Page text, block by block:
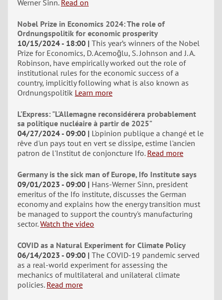
Werner Sinn. Read on
Nobel Prize in Economics 2024: The role of
Ordnungspolitik for economic prosperity
10/15/2024 - 18:00 This year’s winners of the Nobel
Prize for Economics, D. Acemoğlu, S. Johnson and J. A.
Robinson, have empirically worked out the role of
institutional rules for the economic success of a
country, implicitly following what is also known as
Ordnungspolitik Learn more
L'Express: "L'Allemagne reconsidérera probablement
sa politique nucléaire à partir de 2025"
04/27/2024 - 09:00
L'opinion publique a changé et le
rêve d'un pays tout en vert se dissipe, estime l'ancien
patron de l'Institut de conjoncture Ifo. Read more
Germany is the sick man of Europe, Ifo Institute says
09/01/2023 - 09:00
Hans-Werner Sinn, president
emeritus of the Ifo institute, discusses the German
economy and explains how the energy transition must
be managed to support the country's manufacturing
sector. Watch the video
COVID as a Natural Experiment for Climate Policy
06/14/2023 - 09:00 The COVID-19 pandemic served
as a real-world experiment for assessing the
mechanics of multilateral and unilateral climate
policies. Read more